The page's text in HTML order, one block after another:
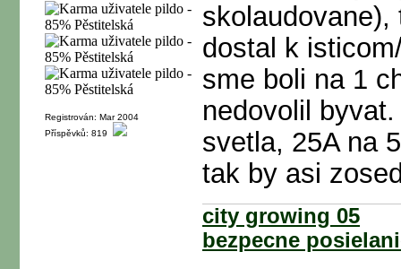
Registrován: Mar 2004
Příspěvků: 819
dostal k
sme boli na 1
nedovolil
svetla, 25A na
tak by asi
city growing 05
bezpecne